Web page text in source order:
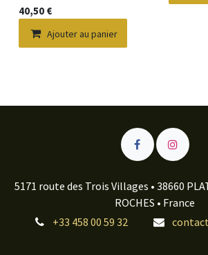
40,50 €
Ajouter au panier
5171 route des Trois Villages • 38660
ROCHES • France
+33 458 00 59 32